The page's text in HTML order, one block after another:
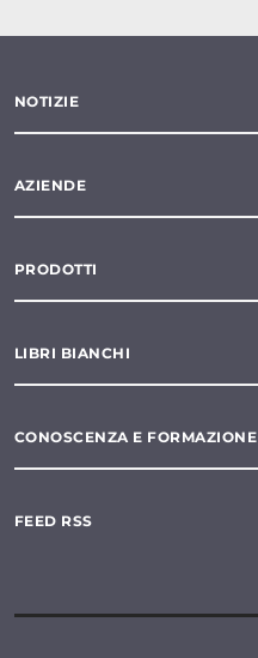
NOTIZIE
AZIENDE
PRODOTTI
LIBRI BIANCHI
CONOSCENZA E FORMAZIONE
FEED RSS